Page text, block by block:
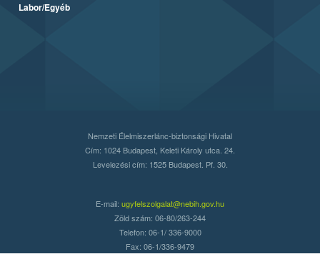
Labor/Egyéb
Nemzeti Élelmiszerlánc-biztonsági Hivatal
Cím: 1024 Budapest, Keleti Károly utca. 24.
Levelezési cím: 1525 Budapest. Pf. 30.
E-mail: ugyfelszolgalat@nebih.gov.hu
Zöld szám: 06-80/263-244
Telefon: 06-1/ 336-9000
Fax: 06-1/336-9479